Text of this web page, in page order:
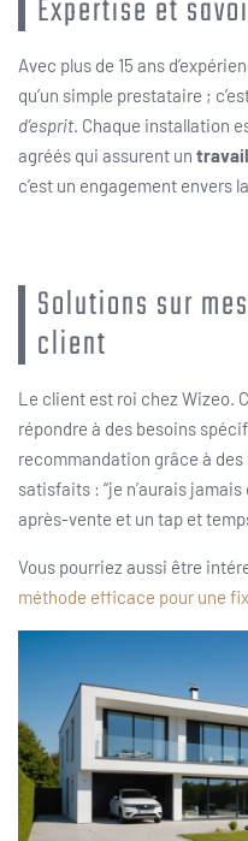
Expertise et
Avec plus de 15 ans
qu’un simple prestataire ;
d’esprit. Chaque installation
agréés qui assurent un
c’est un engagement envers
Solutions sur
client
Le client est roi chez Wizeo.
répondre à des besoins
recommandation grâce à des
satisfaits : “je n’aurais
après-vente et un tap et
Vous pourriez aussi être
méthode efficace pour une